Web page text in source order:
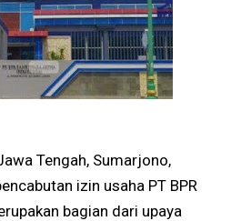
Tengah, Sumarjono,
izin usaha PT BPR
bagian dari upaya